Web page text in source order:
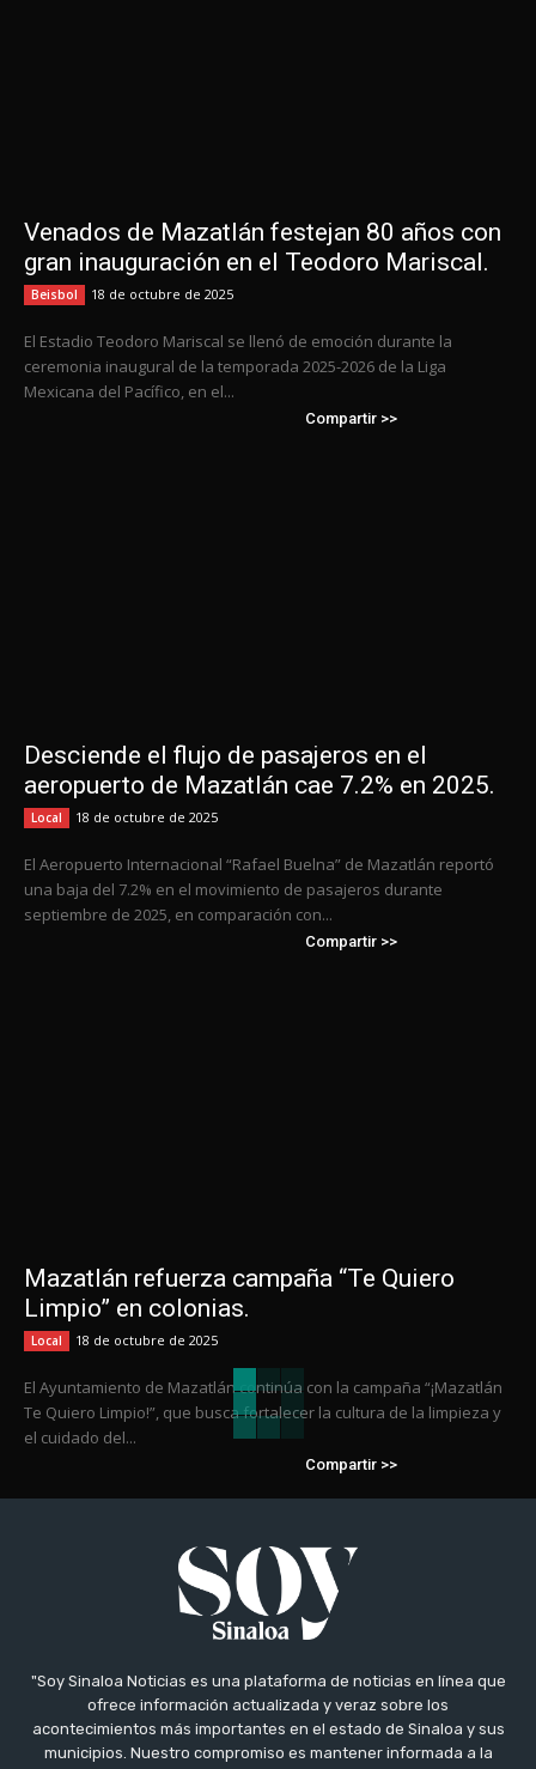
Venados de Mazatlán festejan 80 años con
gran inauguración en el Teodoro Mariscal.
Beisbol 18 de octubre de 2025
El Estadio Teodoro Mariscal se llenó de emoción durante la
ceremonia inaugural de la temporada 2025-2026 de la Liga
Mexicana del Pacífico, en el...
Compartir >>
Desciende el flujo de pasajeros en el
aeropuerto de Mazatlán cae 7.2% en 2025.
Local 18 de octubre de 2025
El Aeropuerto Internacional “Rafael Buelna” de Mazatlán reportó
una baja del 7.2% en el movimiento de pasajeros durante
septiembre de 2025, en comparación con...
Compartir >>
Mazatlán refuerza campaña “Te Quiero
Limpio” en colonias.
Local 18 de octubre de 2025
El Ayuntamiento de Mazatlán continúa con la campaña “¡Mazatlán
Te Quiero Limpio!”, que busca fortalecer la cultura de la limpieza y
el cuidado del...
Compartir >>
"Soy Sinaloa Noticias es una plataforma de noticias en línea que
ofrece información actualizada y veraz sobre los
acontecimientos más importantes en el estado de Sinaloa y sus
municipios. Nuestro compromiso es mantener informada a la